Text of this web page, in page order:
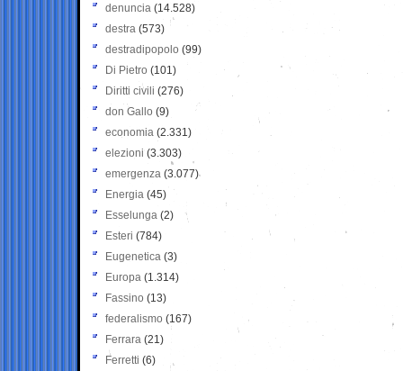
denuncia (14.528)
destra (573)
destradipopolo (99)
Di Pietro (101)
Diritti civili (276)
don Gallo (9)
economia (2.331)
elezioni (3.303)
emergenza (3.077)
Energia (45)
Esselunga (2)
Esteri (784)
Eugenetica (3)
Europa (1.314)
Fassino (13)
federalismo (167)
Ferrara (21)
Ferretti (6)